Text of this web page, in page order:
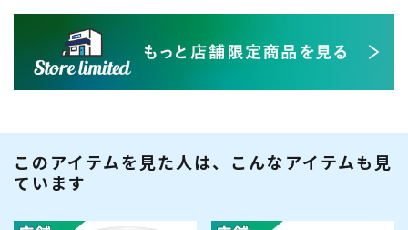
このアイテムを見た人は、こんなアイテムも見
ています